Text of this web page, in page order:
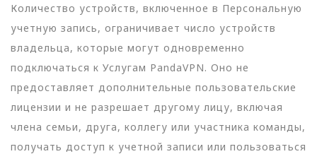
Количество устройств, включенное в Персональную
учетную запись, ограничивает число устройств
владельца, которые могут одновременно
подключаться к Услугам PandaVPN. Оно не
предоставляет дополнительные пользовательские
лицензии и не разрешает другому лицу, включая
члена семьи, друга, коллегу или участника команды,
получать доступ к учетной записи или пользоваться